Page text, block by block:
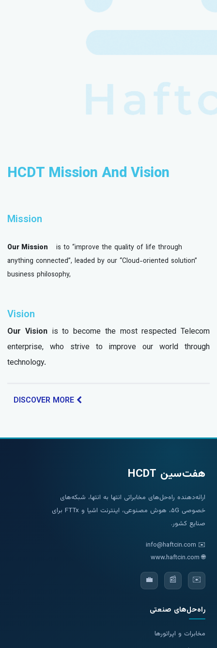
HCDT Mission And Vision
Mission
Our Mission
is to “improve the quality of life through
anything connected”, leaded by our “Cloud-oriented solution”
business philosophy,
Vision
Our Visionis to become the most respected Telecom
enterprise, who strive to improve our world through
technology.
DISCOVER MORE
هفت‌سین HCDT
ارائه‌دهنده راه‌حل‌های مخابراتی انتها به انتها، شبکه‌های
خصوصی ۵G، هوش مصنوعی، اینترنت اشیا و FTTx برای
صنایع کشور.
✉️
info@haftcin.com
🌐
www.haftcin.com
✉️
📰
💼
راه‌حل‌های صنعتی
مخابرات و اپراتورها